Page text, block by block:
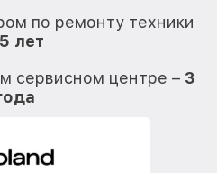
по ремонту техники
5 лет
сервисном центре – 3